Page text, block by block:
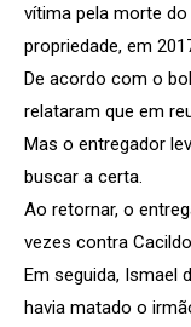
vítima pela morte
propriedade, em
De acordo com o
relataram que em
Mas o entregador
buscar a certa.
Ao retornar, o
vezes contra
Em seguida, Ismael
havia matado o